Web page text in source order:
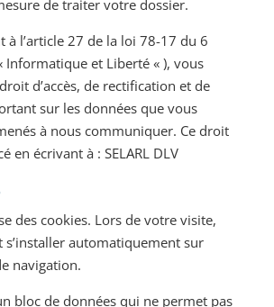
de traiter votre dossier.
à l’article 27 de la loi 78-17 du 6
Informatique et Liberté « ), vous
d’accès, de rectification et de
sur les données que vous
à nous communiquer. Ce droit
en écrivant à : SELARL DLV
des cookies. Lors de votre visite,
s’installer automatiquement sur
navigation.
bloc de données qui ne permet pas